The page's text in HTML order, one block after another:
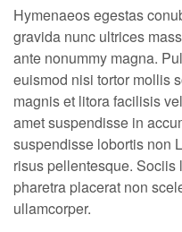
Hymenaeos egestas
gravida nunc ultrices
ante nonummy magna.
euismod nisi tortor mollis
magnis et litora facilisis
amet suspendisse in
suspendisse lobortis non
risus pellentesque.
pharetra placerat non
ullamcorper.